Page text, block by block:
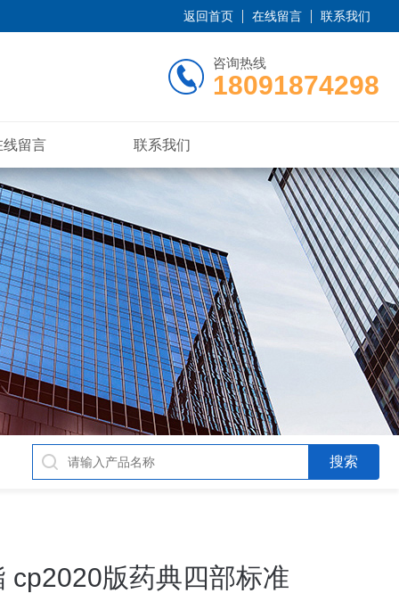
返回首页 在线留言 联系我们
咨询热线
18091874298
线留言 联系我们
cp2020版药典四部标准